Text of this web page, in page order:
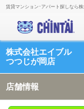
株式会社エイブル
つつじが岡店
店舗情報